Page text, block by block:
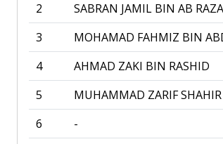
2
SABRAN JAMIL BIN AB
3
MOHAMAD FAHMIZ BIN
4
AHMAD ZAKI BIN RASHID
5
MUHAMMAD ZARIF
6
-